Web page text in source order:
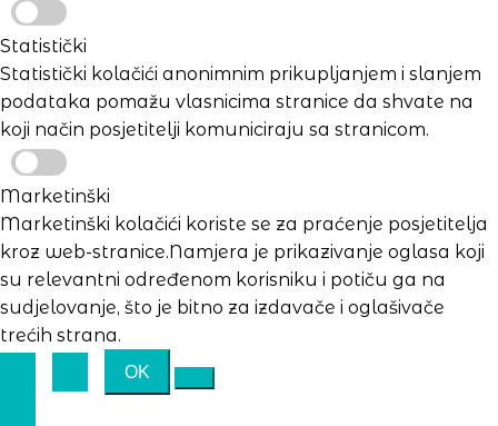
Statistički
Statistički kolačići anonimnim prikupljanjem i slanjem
podataka pomažu vlasnicima stranice da shvate na
koji način posjetitelji komuniciraju sa stranicom.
Marketinški
Marketinški kolačići koriste se za praćenje posjetitelja
kroz web-stranice.Namjera je prikazivanje oglasa koji
su relevantni određenom korisniku i potiču ga na
sudjelovanje, što je bitno za izdavače i oglašivače
trećih strana.
OK